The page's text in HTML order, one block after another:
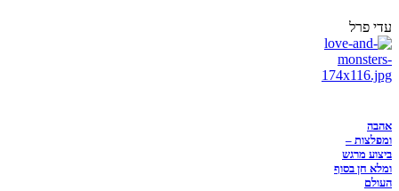
עדי פרל
אהבה
ומפלצות –
ביצוע מרגש
ומלא חן בסוף
העולם